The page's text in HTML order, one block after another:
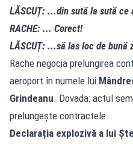
LĂSCUȚ: ...din sută la sută
RACHE: ... Corect!
LĂSCUȚ: ...să las loc de bună
Rache negocia prelungirea
aeroport în numele lui
Grindeanu. Dovada: actul
prelungește contractele.
Declarația explozivă a lui